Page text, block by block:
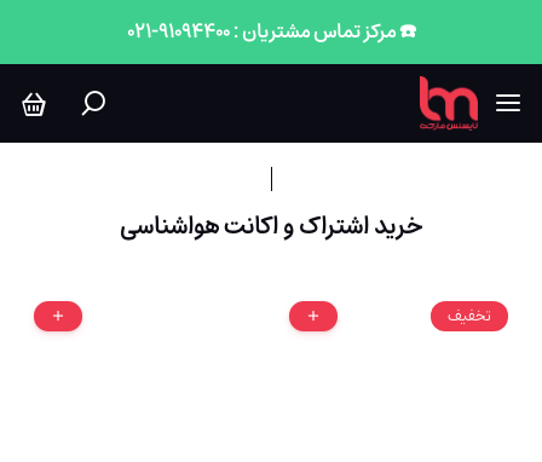
☎️ مرکز تماس مشتریان : 91094400-021
خرید اشتراک و اکانت هواشناسی
تخفیف